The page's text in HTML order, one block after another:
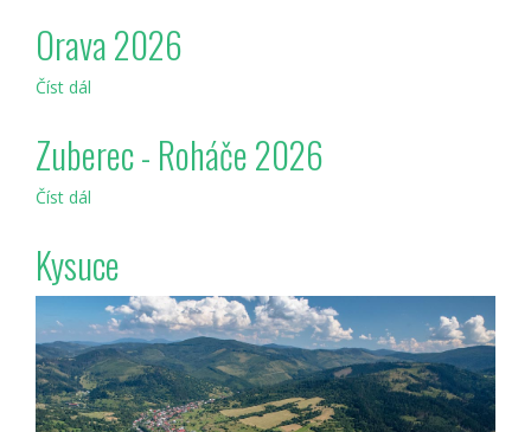
Orava 2026
Číst dál
Zuberec - Roháče 2026
Číst dál
2026
Kysuce